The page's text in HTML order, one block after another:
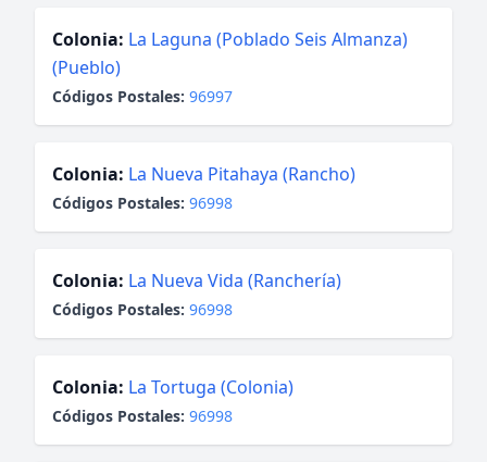
Colonia: La Laguna (Poblado Seis Almanza)
(Pueblo)
Códigos Postales: 96997
Colonia: La Nueva Pitahaya (Rancho)
Códigos Postales: 96998
Colonia: La Nueva Vida (Ranchería)
Códigos Postales: 96998
Colonia: La Tortuga (Colonia)
Códigos Postales: 96998